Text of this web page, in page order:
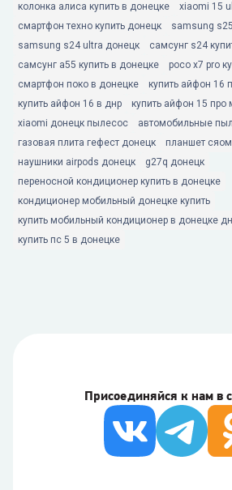
колонка алиса купить в донецке
xiaomi 15
смартфон техно купить донецк
samsung
samsung s24 ultra донецк
самсунг s24
самсунг а55 купить в донецке
poco x7 pro
смартфон поко в донецке
купить айфон 16
купить айфон 16 в днр
купить айфон 15 про
xiaomi донецк пылесос
автомобильные
газовая плита гефест донецк
планшет
наушники airpods донецк
g27q донецк
переносной кондиционер купить в донецке
кондиционер мобильный донецке купить
купить мобильный кондиционер в донецке
купить пс 5 в донецке
Присоединяйся к нам в